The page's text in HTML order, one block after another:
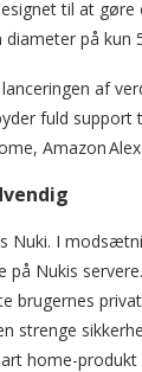
til at
på
af
fuld
Amazon
Nuki. I
på Nukis
brugernes
strenge
home-produkt